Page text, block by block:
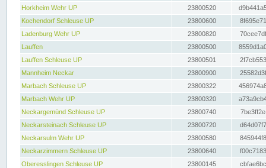
Horkheim Wehr UP
23800520
Kochendorf Schleuse UP
23800600
Ladenburg Wehr UP
23800820
Lauffen
23800500
Lauffen Schleuse UP
23800501
Mannheim Neckar
23800900
Marbach Schleuse UP
23800322
Marbach Wehr UP
23800320
Neckargemünd Schleuse UP
23800740
Neckarsteinach Schleuse UP
23800720
Neckarsulm Wehr UP
23800580
Neckarzimmern Schleuse UP
23800640
Oberesslingen Schleuse UP
23800145